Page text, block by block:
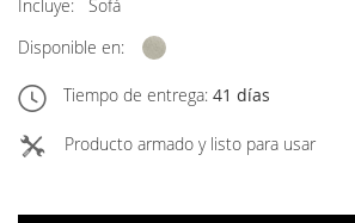
Incluye:
Sofá
Disponible en:
Tiempo de entrega: 41 días
Producto armado y listo para usar